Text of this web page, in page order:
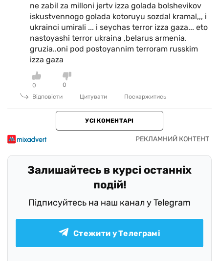
ne zabil za milloni jertv izza golada bolshevikov
iskustvennogo golada kotoruyu sozdal kramal,,, i
ukrainci umirali ... i seychas terror izza gaza... eto
nastoyashi terror ukraina ,belarus armenia.
gruzia..oni pod postoyannim terroram russkim
izza gaza
0
0
Відповісти
Цитувати Поскаржитись
УСІ КОМЕНТАРІ
Залишайтесь в курсі останніх
подій!
Підписуйтесь на наш канал у Telegram
Стежити у Телеграмі